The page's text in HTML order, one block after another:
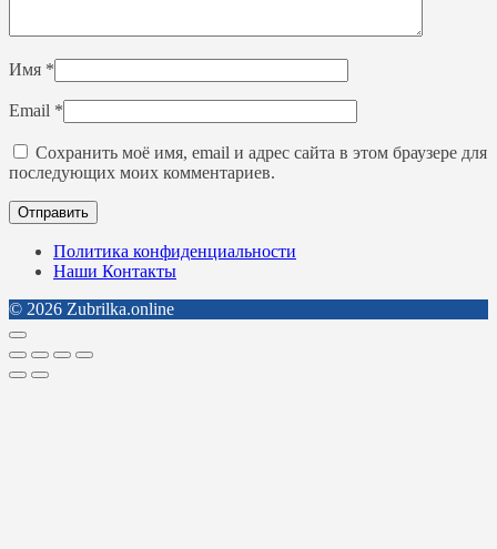
Имя *
Email *
Сохранить моё имя, email и адрес сайта в этом браузере для
последующих моих комментариев.
Политика конфиденциальности
Наши Контакты
© 2026 Zubrilka.online